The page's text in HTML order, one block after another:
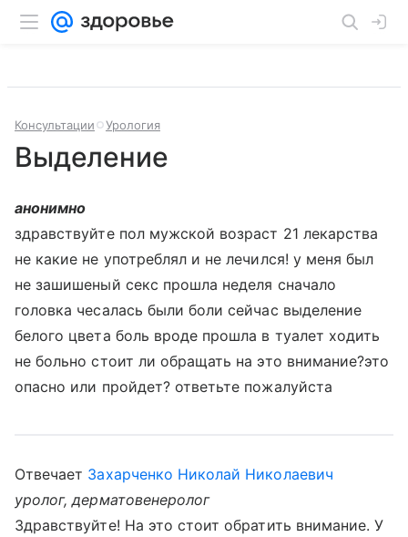
Консультации Урология
Выделение
анонимно
здравствуйте пол мужской возраст 21 лекарства
не какие не употреблял и не лечился! у меня был
не зашишеный секс прошла неделя сначало
головка чесалась были боли сейчас выделение
белого цвета боль вроде прошла в туалет ходить
не больно стоит ли обращать на это внимание?это
опасно или пройдет? ответьте пожалуйста
Отвечает Захарченко Николай Николаевич
уролог, дерматовенеролог
Здравствуйте! На это стоит обратить внимание. У